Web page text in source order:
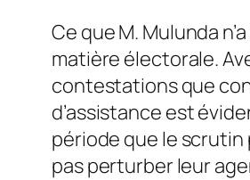
Ce que M. Mulunda
matière électorale.
contestations que
d’assistance est
période que le
pas perturber leur